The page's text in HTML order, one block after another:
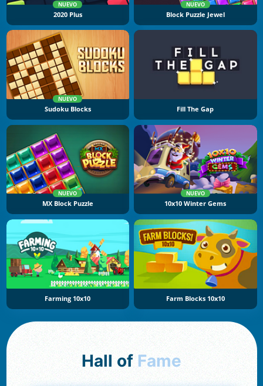
NUEVO
2020 Plus
NUEVO
Block Puzzle Jewel
NUEVO
Sudoku Blocks Fill The Gap
NUEVO
MX Block Puzzle
NUEVO
10x10 Winter Gems
Farming 10x10 Farm Blocks 10x10
Hall of Fame